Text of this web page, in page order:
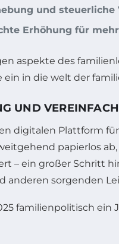
und steuerliche
Erhöhung für
UND
digitalen Plattform
papierlos
– ein großer Schritt
anderen sorgenden
familienpolitisch